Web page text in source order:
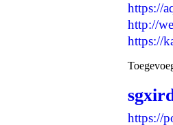
https://
http://
https://
https://